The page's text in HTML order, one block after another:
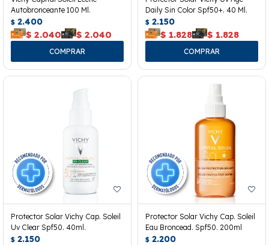
Autobronceante 100 Ml.
$ 2.400
$ 2.040 $ 2.040
Daily Sin Color Spf50+. 40 Ml.
$ 2.150
$ 1.828 $ 1.828
Protector Solar Vichy Cap. Soleil
Uv Clear Spf50. 40ml.
$ 2.150
Protector Solar Vichy Cap. Soleil
Eau Broncead. Spf50. 200ml
$ 2.200